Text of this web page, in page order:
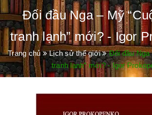
Đối đầu Nga – Mỹ
tranh lạnh” mới? - Igor
Trang chủ Lịch sử thế giới
Đối đầu Nga
tranh lạnh” mới? - Igor